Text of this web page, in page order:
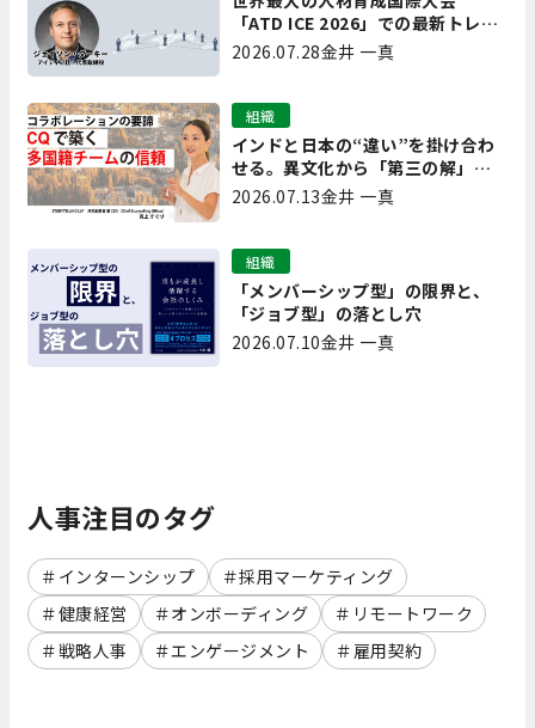
「ATD ICE 2026」での最新トレン
ドと成功事例｜「重要で実用的
な、日本にも合う」ホットトピッ
2026.07.28金井 一真
インドと日本の“違い”を掛け合わ
せる。異文化から「第三の解」を
生み出す実践【現場を変えるCQ白
組織
2026.07.13金井 一真
「メンバーシップ型」の限界と、
「ジョブ型」の落とし穴
組織
2026.07.10金井 一真
人事注目のタグ
インターンシップ
採用マーケティング
健康経営
オンボーディング
リモートワーク
戦略人事
エンゲージメント 雇用契約